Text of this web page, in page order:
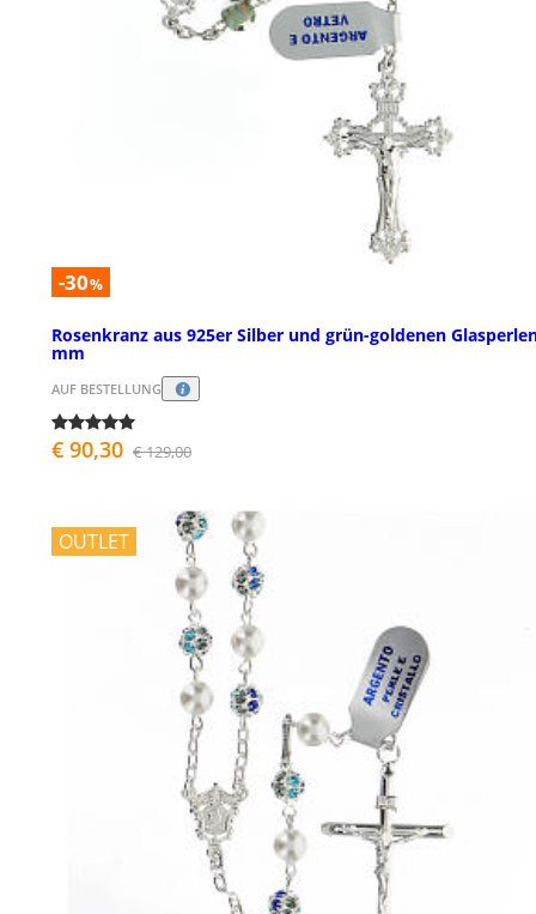
-30%
Rosenkranz aus 925er Silber und grün-goldenen
mm
AUF BESTELLUNG
€ 90,30 € 129,00
OUTLET